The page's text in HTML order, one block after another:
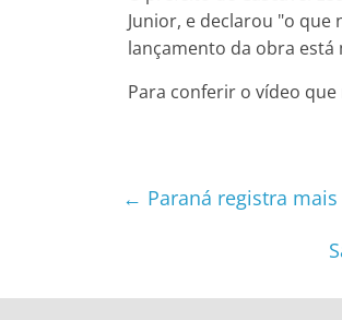
Junior, e declarou "o
lançamento da obra está
Para conferir o vídeo
← Paraná registra